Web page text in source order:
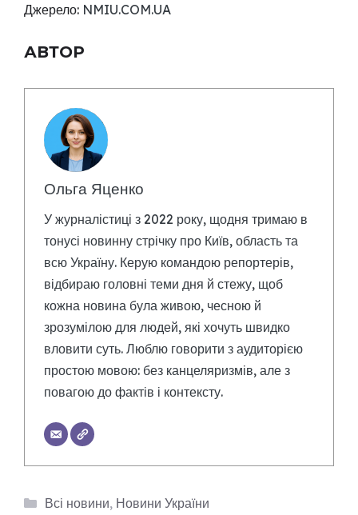
Джерело: NMIU.COM.UA
АВТОР
Ольга Яценко
У журналістиці з 2022 року, щодня тримаю в
тонусі новинну стрічку про Київ, область та
всю Україну. Керую командою репортерів,
відбираю головні теми дня й стежу, щоб
кожна новина була живою, чесною й
зрозумілою для людей, які хочуть швидко
вловити суть. Люблю говорити з аудиторією
простою мовою: без канцеляризмів, але з
повагою до фактів і контексту.
Категорії
Всі новини, Новини України